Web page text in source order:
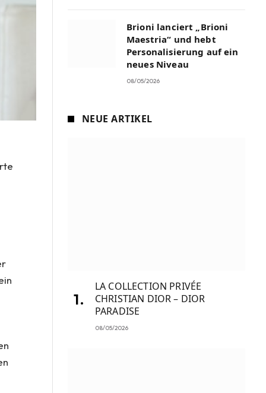
Brioni lanciert „Brioni
Maestria“ und hebt
Personalisierung auf ein
neues Niveau
08/05/2026
NEUE ARTIKEL
LA COLLECTION PRIVÉE
CHRISTIAN DIOR – DIOR
PARADISE
08/05/2026